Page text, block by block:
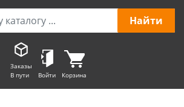
Заказы
В пути
Войти Корзина